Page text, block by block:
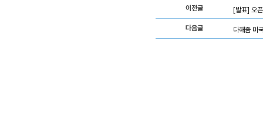
이전글 [발표] 오
다음글 다해줌 미